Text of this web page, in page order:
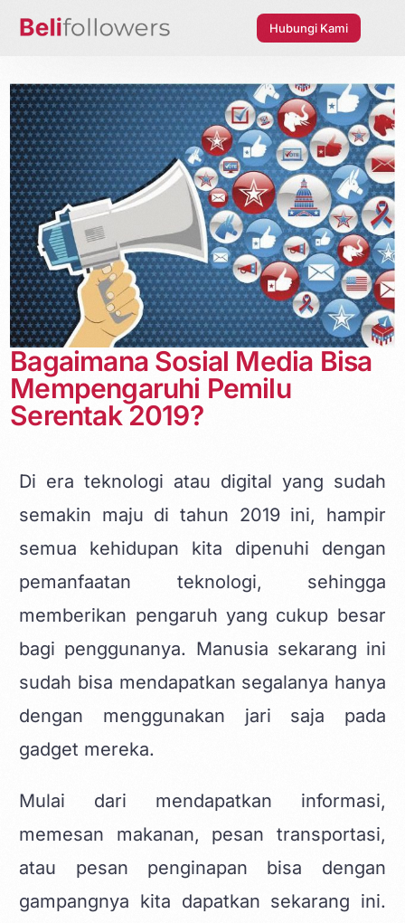
Hubungi Kami
Bagaimana Sosial Media Bisa
Mempengaruhi Pemilu
Serentak 2019?
Di era teknologi atau digital yang sudah
semakin maju di tahun 2019 ini, hampir
semua kehidupan kita dipenuhi dengan
pemanfaatan teknologi, sehingga
memberikan pengaruh yang cukup besar
bagi penggunanya. Manusia sekarang ini
sudah bisa mendapatkan segalanya hanya
dengan menggunakan jari saja pada
gadget mereka.
Mulai dari mendapatkan informasi,
memesan makanan, pesan transportasi,
atau pesan penginapan bisa dengan
gampangnya kita dapatkan sekarang ini.